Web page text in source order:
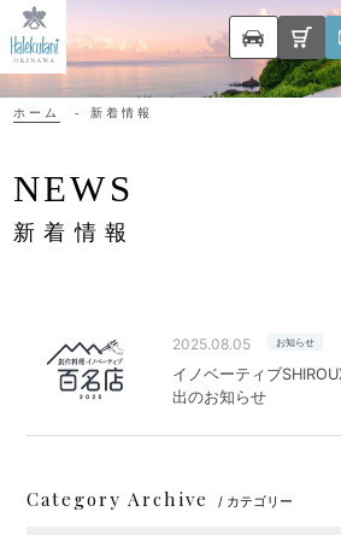
ホーム 新着情報
NEWS
新着情報
2025.08.05 お知らせ
イノベーティブ
出のお知らせ
Category Archive / カテゴリー